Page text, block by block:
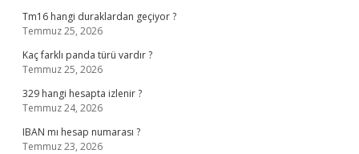
Tm16 hangi duraklardan geçiyor ?
Temmuz 25, 2026
Kaç farklı panda türü vardır ?
Temmuz 25, 2026
329 hangi hesapta izlenir ?
Temmuz 24, 2026
IBAN mı hesap numarası ?
Temmuz 23, 2026